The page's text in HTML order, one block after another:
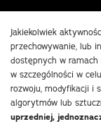
Jakiekolwiek
przechowywanie, lub
dostępnych w
w szczególności w
rozwoju, modyfikacji i
algorytmów lub
uprzedniej,